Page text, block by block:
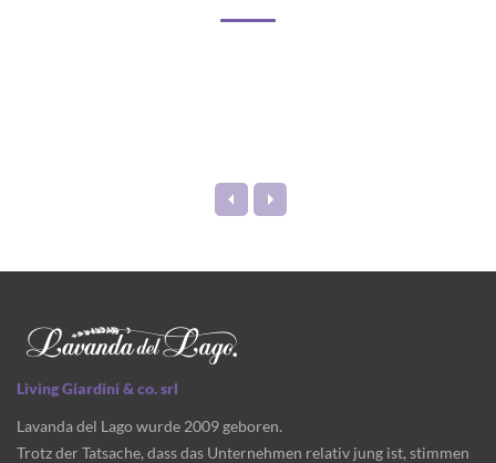
Living Giardini & co. srl
Lavanda del Lago wurde 2009 geboren.
Trotz der Tatsache, dass das Unternehmen relativ jung ist, stimmen